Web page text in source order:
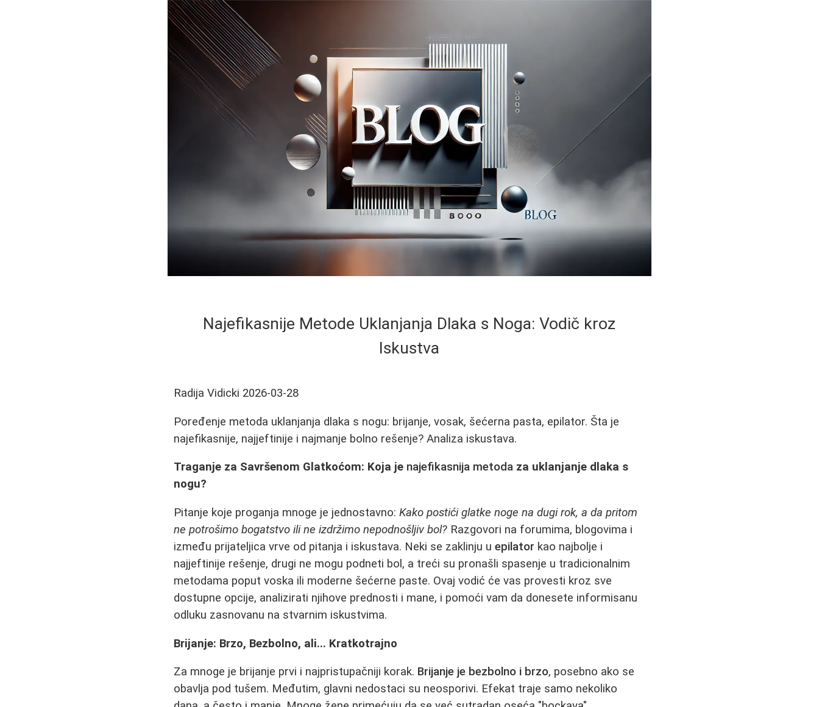
Najefikasnije Metode Uklanjanja Dlaka s Noga: Vodič kroz
Iskustva
Radija Vidicki 2026-03-28
Poređenje metoda uklanjanja dlaka s nogu: brijanje, vosak, šećerna pasta, epilator. Šta je
najefikasnije, najjeftinije i najmanje bolno rešenje? Analiza iskustava.
Traganje za Savršenom Glatkoćom: Koja je najefikasnija metoda za uklanjanje dlaka s
nogu?
Pitanje koje proganja mnoge je jednostavno:Kako postići glatke noge na dugi rok, a da pritom
ne potrošimo bogatstvo ili ne izdržimo nepodnošljiv bol? Razgovori na forumima, blogovima i
između prijateljica vrvе od pitanja i iskustava. Neki se zaklinju uepilator kao najbolje i
najjeftinije rešenje, drugi ne mogu podneti bol, a treći su pronašli spasenje u tradicionalnim
metodama poput voska ili moderne šećerne paste. Ovaj vodić će vas provesti kroz sve
dostupne opcije, analizirati njihove prednosti i mane, i pomoći vam da donesete informisanu
odluku zasnovanu na stvarnim iskustvima.
Brijanje: Brzo, Bezbolno, ali... Kratkotrajno
Za mnoge je brijanje prvi i najpristupačniji korak. Brijanje je bezbolno i brzo, posebno ako se
obavlja pod tušem. Međutim, glavni nedostaci su neosporivi. Efekat traje samo nekoliko